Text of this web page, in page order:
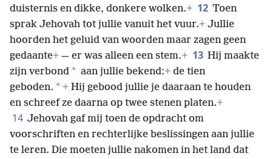
duisternis en dikke, donkere wolken.+ 12 Toen
sprak Jehovah tot jullie vanuit het vuur.+ Jullie
hoorden het geluid van woorden maar zagen geen
gedaante+ — er was alleen een stem.+ 13 Hij maakte
zijn verbond * aan jullie bekend:+ de tien
geboden. * + Hij gebood jullie je daaraan te houden
en schreef ze daarna op twee stenen platen.+
14 Jehovah gaf mij toen de opdracht om
voorschriften en rechterlijke beslissingen aan jullie
te leren. Die moeten jullie nakomen in het land dat